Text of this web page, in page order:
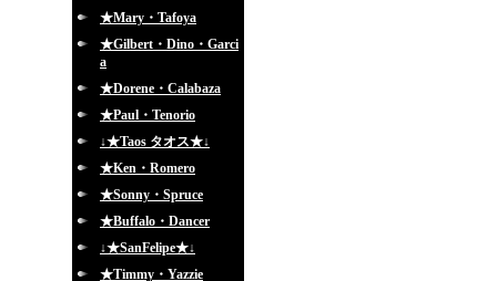
★Mary・Tafoya
★Gilbert・Dino・Garci
a
★Dorene・Calabaza
★Paul・Tenorio
↓★Taos タオス★↓
★Ken・Romero
★Sonny・Spruce
★Buffalo・Dancer
↓★SanFelipe★↓
★Timmy・Yazzie